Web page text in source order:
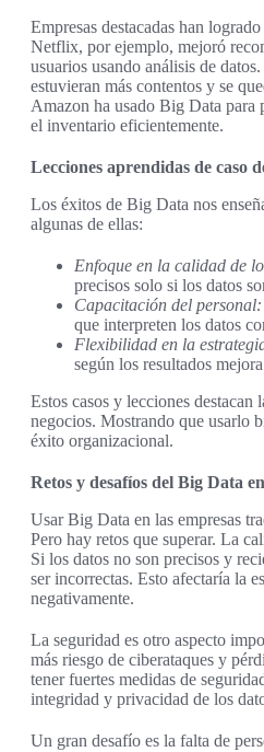
Empresas destacadas han
Netflix, por ejemplo, mejoró
usuarios usando análisis de
estuvieran más contentos y se
Amazon ha usado Big Data para
el inventario eficientemente.
Lecciones aprendidas de caso
Los éxitos de Big Data nos
algunas de ellas:
Enfoque en la calidad de
precisos solo si los datos
Capacitación del personal:
que interpreten los datos
Flexibilidad en la
según los resultados
Estos casos y lecciones
negocios. Mostrando que usarlo
éxito organizacional.
Retos y desafíos del Big Data
Usar Big Data en las empresas
Pero hay retos que superar. La
Si los datos no son precisos y
ser incorrectas. Esto afectaría la
negativamente.
La seguridad es otro aspecto
más riesgo de ciberataques y
tener fuertes medidas de
integridad y privacidad de los
Un gran desafío es la falta de